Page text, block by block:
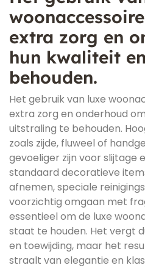
extra zorg en
hun kwaliteit
behouden.
Het gebruik van luxe
extra zorg en onderhoud
uitstraling te behouden.
zoals zijde, fluweel of
gevoeliger zijn voor slijtage
standaard decoratieve
afnemen, speciale
voorzichtig omgaan met
essentieel om de luxe
staat te houden. Het vergt
en toewijding, maar het
straalt van elegantie en